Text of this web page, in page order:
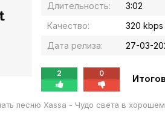
Длительность:
3:02
Качество:
320 kbps
Дата релиза:
27-03-
2 0
песню Xassa - Чудо света в